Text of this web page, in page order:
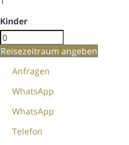
Kinder
Reisezeitraum angeben
Anfragen
WhatsApp
WhatsApp
Telefon